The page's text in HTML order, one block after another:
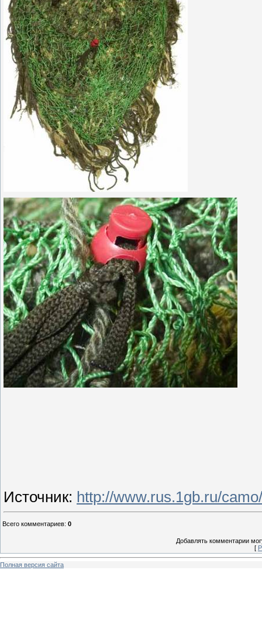
Источник: http://www.rus.1gb.ru/
Всего комментариев: 0
Добавлять комментарии
[
Полная версия сайта